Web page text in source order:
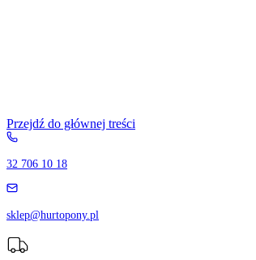
Przejdź do głównej treści
32 706 10 18
sklep@hurtopony.pl